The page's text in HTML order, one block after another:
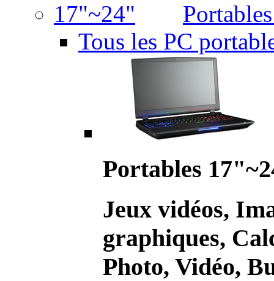
Tous les PC
Portables
Jeux vidéos,
graphiques,
Photo, Vidéo,